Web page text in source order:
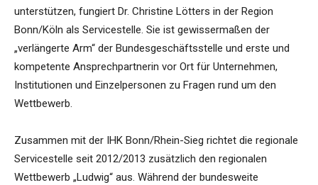
unterstützen, fungiert Dr. Christine Lötters in der Region
Bonn/Köln als Servicestelle. Sie ist gewissermaßen der
„verlängerte Arm“ der Bundesgeschäftsstelle und erste und
kompetente Ansprechpartnerin vor Ort für Unternehmen,
Institutionen und Einzelpersonen zu Fragen rund um den
Wettbewerb.
Zusammen mit der IHK Bonn/Rhein-Sieg richtet die regionale
Servicestelle seit 2012/2013 zusätzlich den regionalen
Wettbewerb „Ludwig“ aus. Während der bundesweite